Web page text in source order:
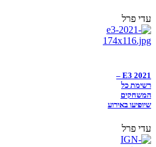
עדי פרל
E3 2021 –
רשימת כל
המשחקים
שיופיעו באירוע
עדי פרל